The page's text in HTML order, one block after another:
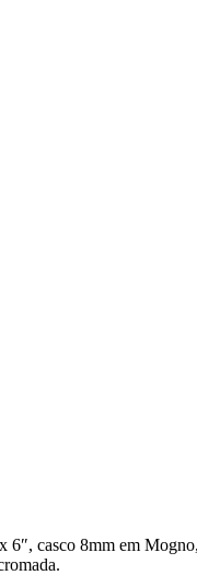
casco 8mm em